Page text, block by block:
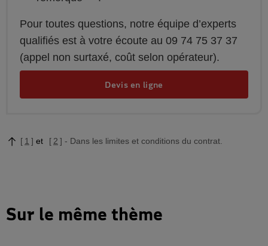
Pour toutes questions, notre équipe d’experts
qualifiés est à votre écoute au 09 74 75 37 37
(appel non surtaxé, coût selon opérateur).
Devis en ligne
1 2 Dans les limites et conditions du contrat.
Sur le même thème